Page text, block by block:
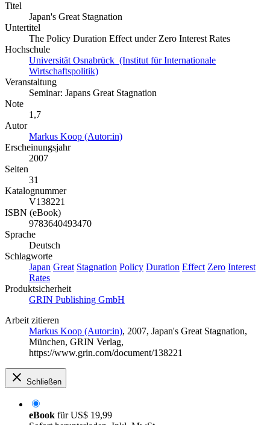
Titel
Japan's Great Stagnation
Untertitel
The Policy Duration Effect under Zero Interest Rates
Hochschule
Universität Osnabrück (Institut für Internationale
Wirtschaftspolitik)
Veranstaltung
Seminar: Japans Great Stagnation
Note
1,7
Autor
Markus Koop (Autor:in)
Erscheinungsjahr
2007
Seiten
31
Katalognummer
V138221
ISBN (eBook)
9783640493470
Sprache
Deutsch
Schlagworte
Japan Great Stagnation Policy Duration Effect Zero Interest
Rates
Produktsicherheit
GRIN Publishing GmbH
Arbeit zitieren
Markus Koop (Autor:in), 2007, Japan's Great Stagnation,
München, GRIN Verlag,
https://www.grin.com/document/138221
Schließen
eBook fürUS$ 19,99